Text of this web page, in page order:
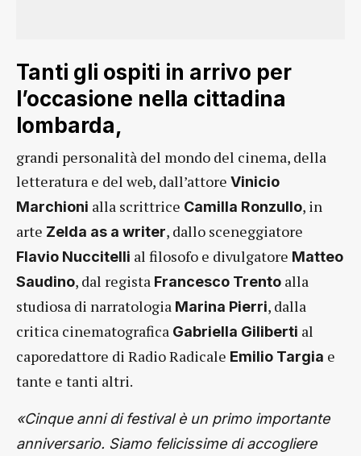
Tanti gli ospiti in arrivo per
l’occasione nella cittadina
lombarda,
grandi personalità del mondo del cinema, della
letteratura e del web, dall’attore Vinicio
Marchioni alla scrittrice Camilla Ronzullo, in
arte Zelda as a writer, dallo sceneggiatore
Flavio Nuccitelli al filosofo e divulgatore Matteo
Saudino, dal regista Francesco Trento alla
studiosa di narratologia Marina Pierri, dalla
critica cinematografica Gabriella Giliberti al
caporedattore di Radio Radicale Emilio Targia e
tante e tanti altri.
«Cinque anni di festival è un primo importante
anniversario. Siamo felicissime di accogliere